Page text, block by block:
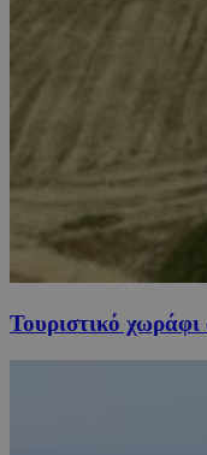
Τουριστικό